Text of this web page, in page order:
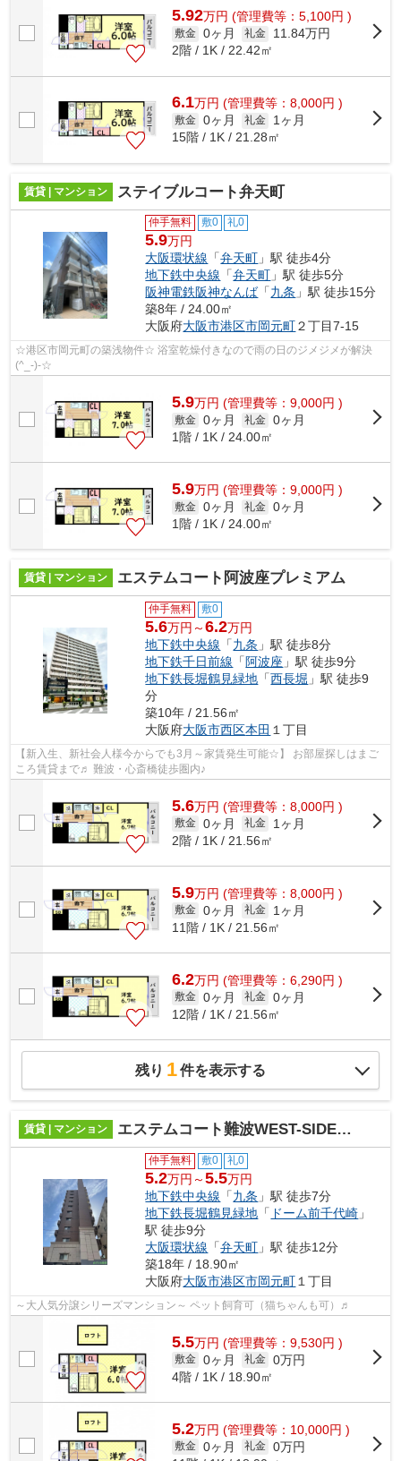
5.92万円 (管理費等：5,100円 )
敷金 0ヶ月 礼金
11.84万円
2階 / 1K / 22.42㎡
6.1万円 (管理費等：8,000円 )
敷金 0ヶ月 礼金
1ヶ月
15階 / 1K / 21.28㎡
賃貸 | マンション ステイブルコート弁天町
仲手無料 敷0 礼0
5.9万円
大阪環状線 「弁天町 」駅 徒歩4分
地下鉄中央線 「弁天町 」駅 徒歩5分
阪神電鉄阪神なんば「九条 」駅 徒歩15分
築8年 / 24.00㎡
大阪府大阪市港区市岡元町２丁目7-15
☆港区市岡元町の築浅物件☆ 浴室乾燥付きなので雨の日のジメジメが解決
(^_-)-☆
5.9万円 (管理費等：9,000円 )
敷金 0ヶ月 礼金 0ヶ月
1階 / 1K / 24.00㎡
5.9万円 (管理費等：9,000円 )
敷金 0ヶ月 礼金 0ヶ月
1階 / 1K / 24.00㎡
賃貸 | マンション エステムコート阿波座プレミアム
仲手無料 敷0
5.6万円～6.2万円
地下鉄中央線 「九条 」駅 徒歩8分
地下鉄千日前線 「 阿波座 」駅 徒歩9分
地下鉄長堀鶴見緑地 「西長堀 」駅 徒歩9
分
築10年 / 21.56㎡
大阪府大阪市西区本田 １丁目
【新入生、新社会人様今からでも3月～家賃発生可能☆】 お部屋探しはまご
ころ賃貸まで♬ 難波・心斎橋徒歩圏内♪
5.6万円 (管理費等：8,000円 )
敷金 0ヶ月 礼金
1ヶ月
2階 / 1K / 21.56㎡
5.9万円 (管理費等：8,000円 )
敷金 0ヶ月 礼金
1ヶ月
11階 / 1K / 21.56㎡
6.2万円 (管理費等：6,290円 )
敷金 0ヶ月 礼金 0ヶ月
12階 / 1K / 21.56㎡
残り 1件を表示する
賃貸 | マンション エステムコート難波WEST-SIDE大阪ドーム前
仲手無料 敷0 礼0
5.2万円～5.5万円
地下鉄中央線 「九条 」駅 徒歩7分
地下鉄長堀鶴見緑地 「 ドーム前千代崎 」
駅 徒歩9分
大阪環状線 「弁天町 」駅 徒歩12分
築18年 / 18.90㎡
大阪府大阪市港区市岡元町 １丁目
～大人気分譲シリーズマンション～ ペット飼育可（猫ちゃんも可）♬
5.5万円 (管理費等：9,530円 )
敷金 0ヶ月 礼金 0万円
4階 / 1K / 18.90㎡
5.2万円 (管理費等：10,000円 )
敷金 0ヶ月 礼金 0万円